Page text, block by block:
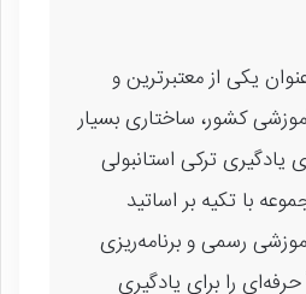
یکی از معتبرترین و
کشور، ساختاری بسیار
یادگیری ترکی استانبولی
با تکیه بر اساتید
رسمی و برنامه‌ریزی
را برای یادگیری